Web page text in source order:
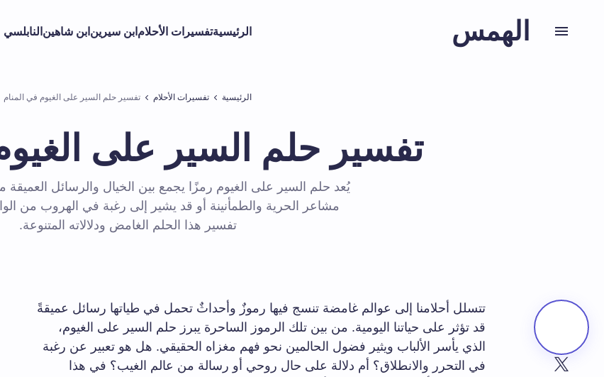
الهمس الرئيسيةتفسيرات الأحلام ابن سيرين ابن شاهين النابلسي
الرئيسية تفسيرات الأحلام تفسير حلم السير على الغيوم في المنام
تفسير حلم السير على
يُعد حلم السير على الغيوم رمزًا يجمع بين الخيال والرسائل
مشاعر الحرية والطمأنينة أو قد يشير إلى رغبة في الهروب من
تفسير هذا الحلم الغامض ودلالاته المتنوعة.
تتسلل أحلامنا إلى عوالم غامضة تنسج فيها رموزٌ وأحداثٌ تحمل في طياتها رسائل عميقةً
قد تؤثر على حياتنا اليومية. من بين تلك الرموز الساحرة يبرز حلم السير على الغيوم،
الذي يأسر الألباب ويثير فضول الحالمين نحو فهم مغزاه الحقيقي. هل هو تعبير عن رغبة
في التحرر والانطلاق؟ أم دلالة على حال روحي أو رسالة من عالم الغيب؟ في هذا